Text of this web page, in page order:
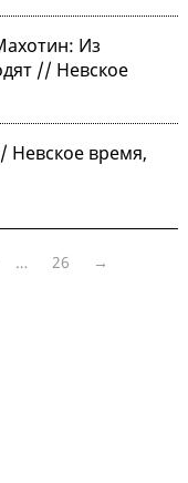
Из
// Невское
Невское время,
… 26 →